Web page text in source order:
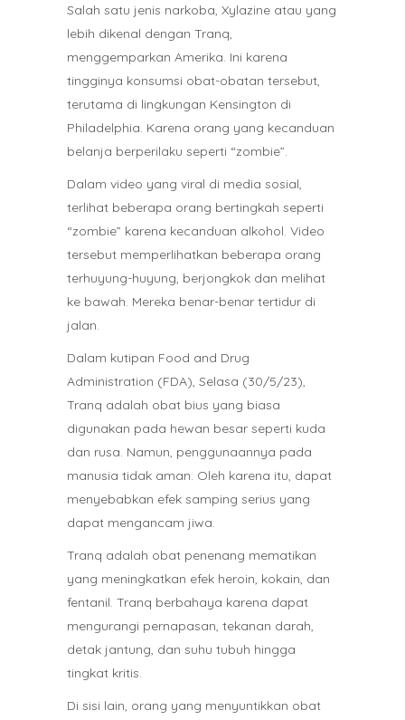
Salah satu jenis narkoba, Xylazine atau yang
lebih dikenal dengan Tranq,
menggemparkan Amerika. Ini karena
tingginya konsumsi obat-obatan tersebut,
terutama di lingkungan Kensington di
Philadelphia. Karena orang yang kecanduan
belanja berperilaku seperti “zombie”.
Dalam video yang viral di media sosial,
terlihat beberapa orang bertingkah seperti
“zombie” karena kecanduan alkohol. Video
tersebut memperlihatkan beberapa orang
terhuyung-huyung, berjongkok dan melihat
ke bawah. Mereka benar-benar tertidur di
jalan.
Dalam kutipan Food and Drug
Administration (FDA), Selasa (30/5/23),
Tranq adalah obat bius yang biasa
digunakan pada hewan besar seperti kuda
dan rusa. Namun, penggunaannya pada
manusia tidak aman. Oleh karena itu, dapat
menyebabkan efek samping serius yang
dapat mengancam jiwa.
Tranq adalah obat penenang mematikan
yang meningkatkan efek heroin, kokain, dan
fentanil. Tranq berbahaya karena dapat
mengurangi pernapasan, tekanan darah,
detak jantung, dan suhu tubuh hingga
tingkat kritis.
Di sisi lain, orang yang menyuntikkan obat